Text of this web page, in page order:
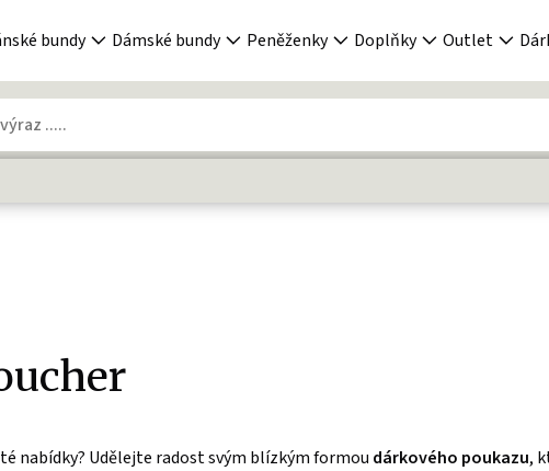
bundy Dámské bundy Peněženky Doplňky Outlet
nabídky? Udělejte radost svým blízkým formou dárkového poukazu,